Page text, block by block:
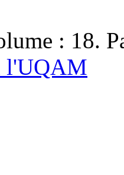
: 18.
l'UQAM